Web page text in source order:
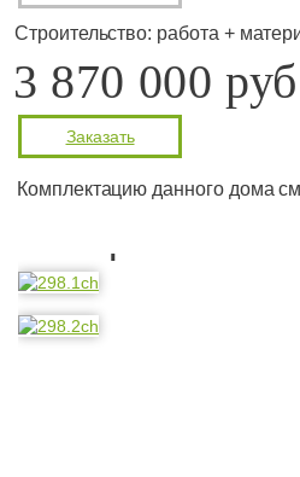
Строительство: работа +
3 870 000 руб
Заказать
Комплектацию данного дома